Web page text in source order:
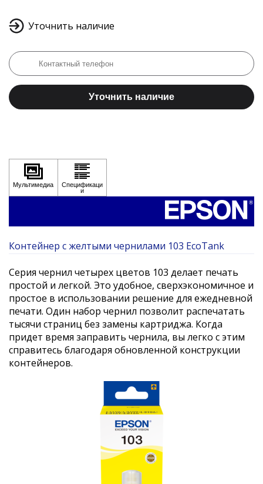
Уточнить наличие
Уточнить наличие
Контейнер с желтыми чернилами 103 EcoTank
Серия чернил четырех цветов 103 делает печать
простой и легкой. Это удобное, сверхэкономичное и
простое в использовании решение для ежедневной
печати. Один набор чернил позволит распечатать
тысячи страниц без замены картриджа. Когда
придет время заправить чернила, вы легко с этим
справитесь благодаря обновленной конструкции
контейнеров.